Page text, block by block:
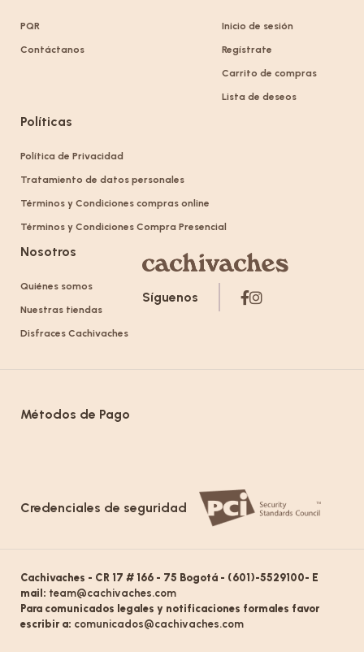
PQR
Contáctanos
Inicio de sesión
Regístrate
Carrito de compras
Lista de deseos
Políticas
Política de Privacidad
Tratamiento de datos personales
Términos y Condiciones compras online
Términos y Condiciones Compra Presencial
Nosotros
Quiénes somos
Nuestras tiendas
Disfraces Cachivaches
Síguenos
Métodos de Pago
Credenciales de seguridad
Cachivaches - CR 17 # 166 - 75 Bogotá - (601)-5529100- E
mail: team@cachivaches.com
Para comunicados legales y notificaciones formales favor
escribir a: comunicados@cachivaches.com